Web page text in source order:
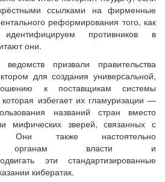
ссылками на фирменные
реформирования того, как
противников в
они.
призвали правительства
для создания универсальной,
к поставщикам системы
избегает их гламуризации —
названий стран вместо
мифических зверей, связанных с
Они также настоятельно
органам власти и
эти стандартизированные
кибератак.